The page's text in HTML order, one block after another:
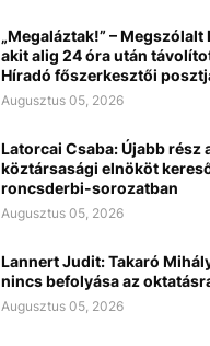
„Megaláztak!” – Megszólalt
akit alig 24 óra után
Híradó főszerkesztői
Augusztus 05, 2026
Latorcai Csaba: Újabb rész
köztársasági elnököt
roncsderbi-sorozatban
Augusztus 05, 2026
Lannert Judit: Takaró
nincs befolyása az
Augusztus 05, 2026